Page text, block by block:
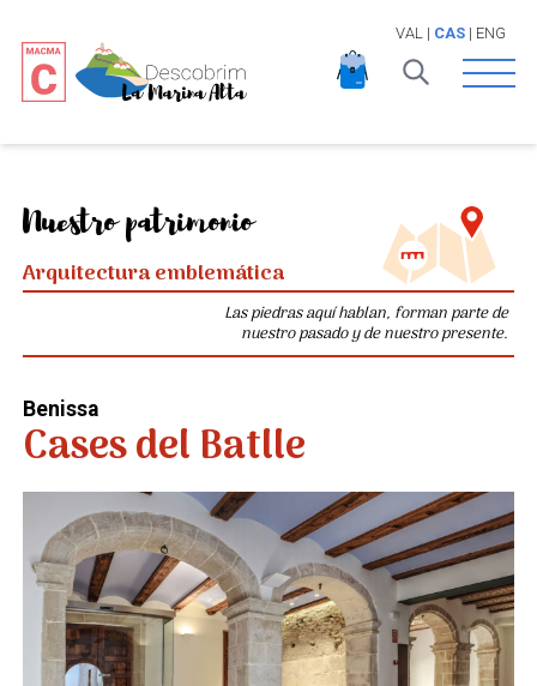
VAL | CAS| ENG
Open
Nuestro patrimonio
Arquitectura emblemática
Las piedras aquí hablan, forman parte de
nuestro pasado y de nuestro presente.
Benissa
Cases del Batlle